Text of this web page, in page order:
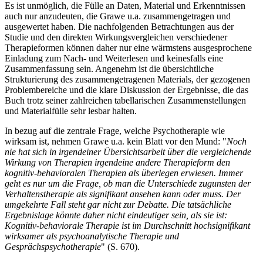
Es ist unmöglich, die Fülle an Daten, Material und Erkenntnissen
auch nur anzudeuten, die Grawe u.a. zusammengetragen und
ausgewertet haben. Die nachfolgenden Betrachtungen aus der
Studie und den direkten Wirkungsvergleichen verschiedener
Therapieformen können daher nur eine wärmstens ausgesprochene
Einladung zum Nach- und Weiterlesen und keinesfalls eine
Zusammenfassung sein. Angenehm ist die übersichtliche
Strukturierung des zusammengetragenen Materials, der gezogenen
Problembereiche und die klare Diskussion der Ergebnisse, die das
Buch trotz seiner zahlreichen tabellarischen Zusammenstellungen
und Materialfülle sehr lesbar halten.
In bezug auf die zentrale Frage, welche Psychotherapie wie
wirksam ist, nehmen Grawe u.a. kein Blatt vor den Mund: "Noch
nie hat sich in irgendeiner Übersichtsarbeit über die vergleichende
Wirkung von Therapien irgendeine andere Therapieform den
kognitiv-behavioralen Therapien als überlegen erwiesen. Immer
geht es nur um die Frage, ob man die Unterschiede zugunsten der
Verhaltenstherapie als signifikant ansehen kann oder muss. Der
umgekehrte Fall steht gar nicht zur Debatte. Die tatsächliche
Ergebnislage könnte daher nicht eindeutiger sein, als sie ist:
Kognitiv-behaviorale Therapie ist im Durchschnitt hochsignifikant
wirksamer als psychoanalytische Therapie und
Gesprächspsychotherapie" (S. 670).